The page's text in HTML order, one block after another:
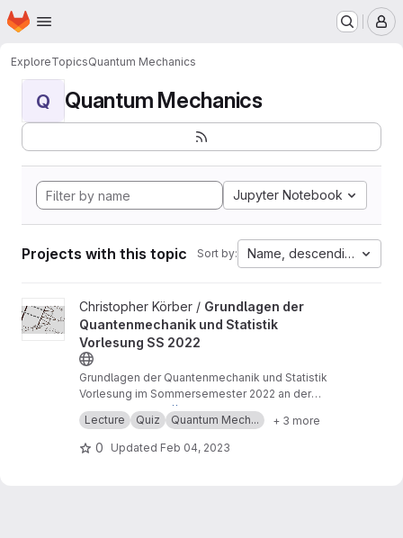
Skip to main content
Homepage
ExploreTopicsQuantum Mechanics
Q Quantum Mechanics
Jupyter Notebook
Projects with this topic Sort by: Name, descending
View Grundlagen der Quantenmechanik und Statistik
Christopher Körber / Grundlagen der
Quantenmechanik und Statistik
Vorlesung SS 2022
Grundlagen der Quantenmechanik und Statistik
Vorlesung im Sommersemester 2022 an der
Ruhr-Universität Bochum.
Siehe auchhttps://elearning.blogs.ruhr-uni-boc
hum.de/lehre-auf-mass/
Lecture Quiz Quantum Mech... + 3 more
0 Updated Feb 04, 2023